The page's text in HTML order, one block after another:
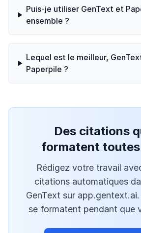
Puis-je utiliser GenText et
ensemble ?
Lequel est le meilleur,
Paperpile ?
Des citations
formatent toutes
Rédigez votre travail
citations automatiques
GenText sur
se formatent pendant que